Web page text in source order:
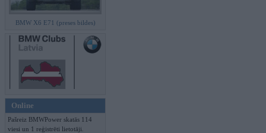
BMW X6 E71 (preses bildes)
Online
Pašreiz BMWPower skatās 114
viesi un 1 reģistrēti lietotāji.